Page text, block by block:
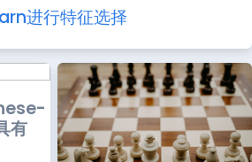
进行特征选择
有